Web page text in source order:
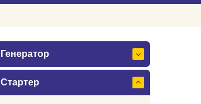
Доставка
Генератор
Стартер